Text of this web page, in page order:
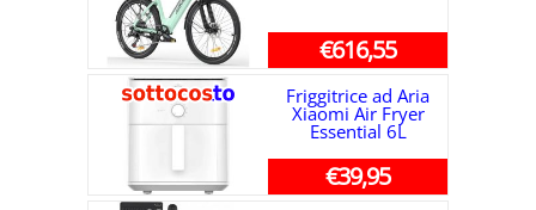
€616,55
Friggitrice ad Aria
Xiaomi Air Fryer
Essential 6L
€39,95